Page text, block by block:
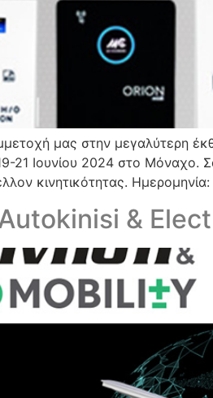
μας στην μεγαλύτερη
21 Ιουνίου 2024 στο Μόναχο.
κινητικότητας.
&